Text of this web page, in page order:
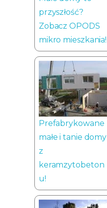
przyszłość?
Zobacz OPODS
mikro mieszkania!
Prefabrykowane
małe i tanie domy
z
keramzytobeton
u!